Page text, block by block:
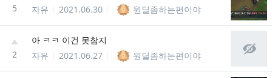
5
자유
2021.06.30 원딜좀하는편이야
2
아 ㅋㅋ 이건 못참지
자유
2021.06.27 원딜좀하는편이야